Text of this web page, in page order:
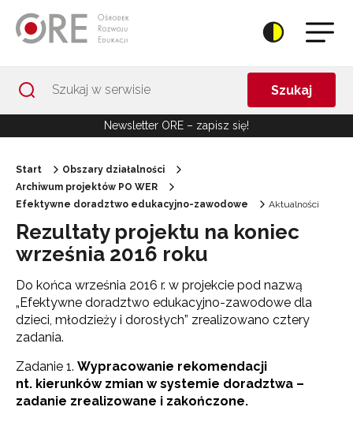
Szukaj
Newsletter ORE – zapisz się!
Start
Obszary działalności
Archiwum projektów PO WER
Efektywne doradztwo edukacyjno-zawodowe
Aktualności
Rezultaty projektu na koniec
września 2016 roku
Do końca września 2016 r. w projekcie pod nazwą
„Efektywne doradztwo edukacyjno-zawodowe dla
dzieci, młodzieży i dorosłych” zrealizowano cztery
zadania.
Zadanie 1. Wypracowanie rekomendacji
nt. kierunków zmian w systemie doradztwa –
zadanie zrealizowane i zakończone.